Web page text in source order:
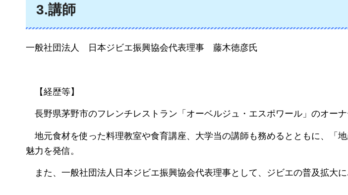
3.講師
一般社団法人 日本ジビエ振興協会代表理事 藤木徳彦氏
【経歴等】
長野県茅野市のフレンチレストラン「オーベルジュ・エスポワール」のオーナ
地元食材を使った料理教室や食育講座、大学当の講師も務めるとともに、「
魅力を発信。
また、一般社団法人日本ジビエ振興協会代表理事として、ジビエの普及拡大に